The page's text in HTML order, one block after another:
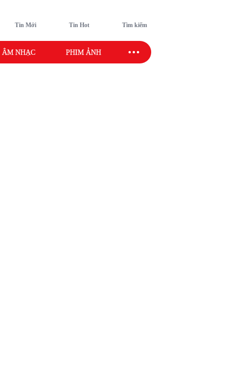
Tin Mới Tin Hot Tìm kiếm
ÂM NHẠC PHIM ẢNH SAO SPORT